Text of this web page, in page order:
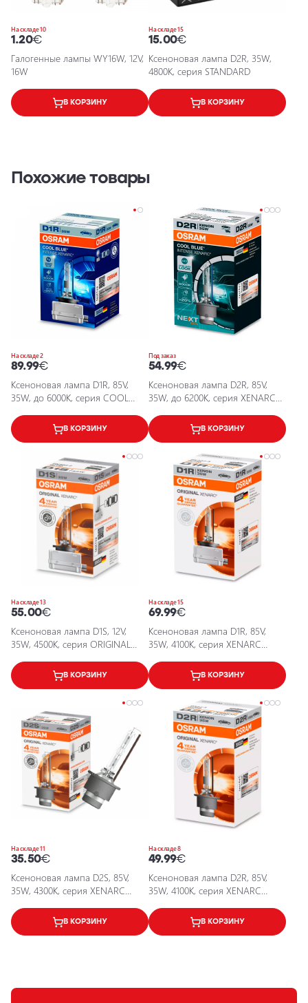
На складе 10
1.20€
Галогенные лампы WY16W, 12V,
16W
В КОРЗИНУ
На складе 15
15.00€
Ксеноновая лампа D2R, 35W,
4800K, серия STANDARD
В КОРЗИНУ
Похожие товары
На складе 2
89.99€
Ксеноновая лампа D1R, 85V,
35W, до 6000К, серия COOL
В КОРЗИНУ
Под заказ
54.99€
Ксеноновая лампа D2R, 85V,
35W, до 6200К, серия XENARC
В КОРЗИНУ
На складе 13
55.00€
Ксеноновая лампа D1S, 12V,
35W, 4500K, серия ORIGINAL
В КОРЗИНУ
На складе 15
69.99€
Ксеноновая лампа D1R, 85V,
35W, 4100K, серия XENARC
В КОРЗИНУ
На складе 11
35.50€
Ксеноновая лампа D2S, 85V,
35W, 4300K, серия XENARC
В КОРЗИНУ
На складе 8
49.99€
Ксеноновая лампа D2R, 85V,
35W, 4100K, серия XENARC
В КОРЗИНУ